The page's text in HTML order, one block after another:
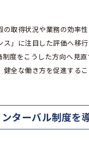
の取得状況や業務の効率
ス」に注目した評価へ移
度をこうした方向へ見
健全な働き方を促進する
ターバル制度を